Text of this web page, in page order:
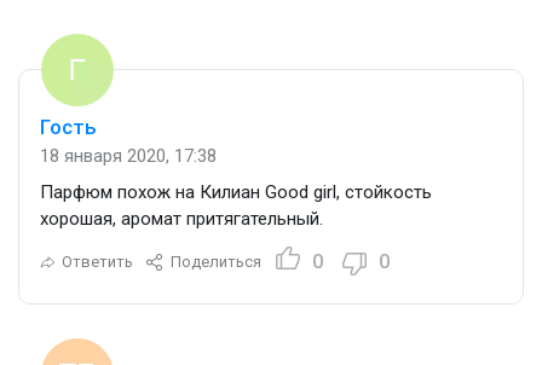
Гость
18 января 2020, 17:38
Парфюм похож на Килиан Good girl, стойкость
хорошая, аромат притягательный.
Ответить Поделиться 0 0